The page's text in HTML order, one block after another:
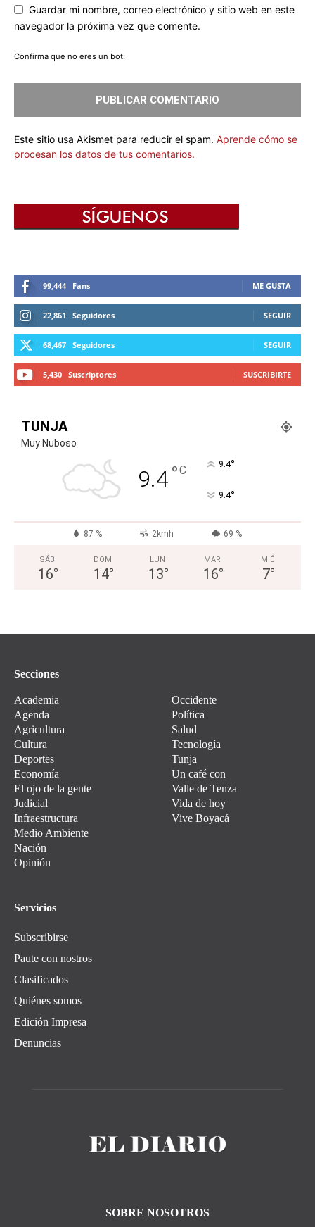
Guardar mi nombre, correo electrónico y sitio web en este
navegador la próxima vez que comente.
Confirma que no eres un bot:
Este sitio usa Akismet para reducir el spam. Aprende cómo se
procesan los datos de tus comentarios.
99,444 Fans ME GUSTA
22,861 Seguidores SEGUIR
68,467 Seguidores SEGUIR
5,430 Suscriptores SUSCRIBIRTE
TUNJA
Muy Nuboso
9.4°C 9.4°
9.4°
87 % 2kmh 69 %
SÁB
16°
DOM
14°
LUN
13°
MAR
16°
MIÉ
7°
Secciones
Academia
Agenda
Agricultura
Cultura
Deportes
Economía
El ojo de la gente
Judicial
Infraestructura
Medio Ambiente
Nación
Opinión
Occidente
Política
Salud
Tecnología
Tunja
Un café con
Valle de Tenza
Vida de hoy
Vive Boyacá
Servicios
Subscribirse
Paute con nostros
Clasificados
Quiénes somos
Edición Impresa
Denuncias
SOBRE NOSOTROS